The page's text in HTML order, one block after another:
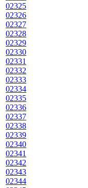
02325
02326
02327
02328
02329
02330
02331
02332
02333
02334
02335
02336
02337
02338
02339
02340
02341
02342
02343
02344